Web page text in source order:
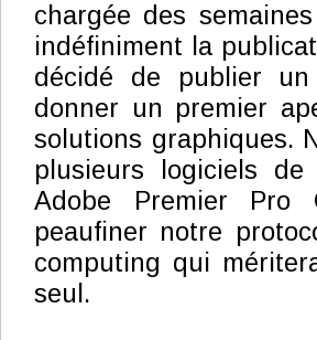
chargée des
indéfiniment la
décidé de publier
donner un premier
solutions graphiques.
plusieurs logiciels
Adobe Premier Pro
peaufiner notre
computing qui
seul.